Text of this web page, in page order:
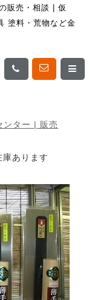
販売・相談 | 仮
塗料・荒物など金
ンター | 販売
あります